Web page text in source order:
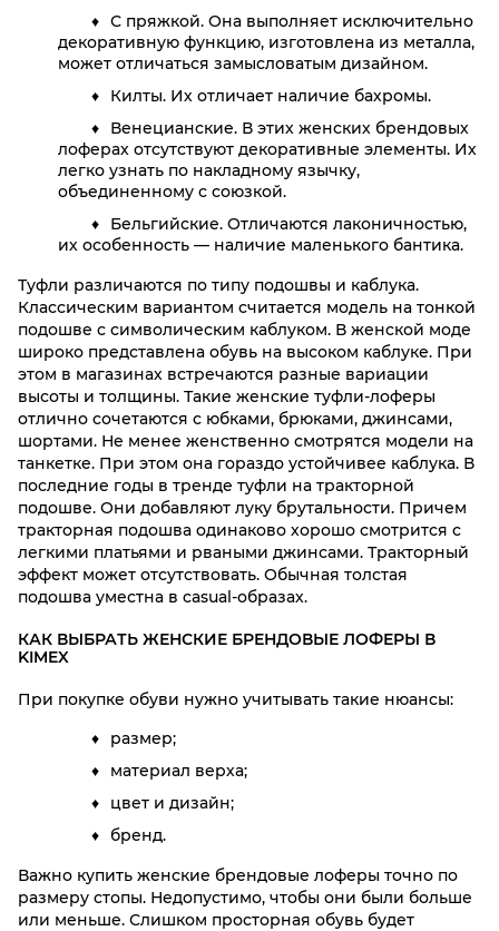
С пряжкой. Она выполняет исключительно
декоративную функцию, изготовлена из металла,
может отличаться замысловатым дизайном.
Килты. Их отличает наличие бахромы.
Венецианские. В этих женских брендовых
лоферах отсутствуют декоративные элементы. Их
легко узнать по накладному язычку,
объединенному с союзкой.
Бельгийские. Отличаются лаконичностью,
их особенность — наличие маленького бантика.
Туфли различаются по типу подошвы и каблука.
Классическим вариантом считается модель на тонкой
подошве с символическим каблуком. В женской моде
широко представлена обувь на высоком каблуке. При
этом в магазинах встречаются разные вариации
высоты и толщины. Такие женские туфли-лоферы
отлично сочетаются с юбками, брюками, джинсами,
шортами. Не менее женственно смотрятся модели на
танкетке. При этом она гораздо устойчивее каблука. В
последние годы в тренде туфли на тракторной
подошве. Они добавляют луку брутальности. Причем
тракторная подошва одинаково хорошо смотрится с
легкими платьями и рваными джинсами. Тракторный
эффект может отсутствовать. Обычная толстая
подошва уместна в casual-образах.
КАК ВЫБРАТЬ ЖЕНСКИЕ БРЕНДОВЫЕ ЛОФЕРЫ В
KIMEX
При покупке обуви нужно учитывать такие нюансы:
размер;
материал верха;
цвет и дизайн;
бренд.
Важно купить женские брендовые лоферы точно по
размеру стопы. Недопустимо, чтобы они были больше
или меньше. Слишком просторная обувь будет